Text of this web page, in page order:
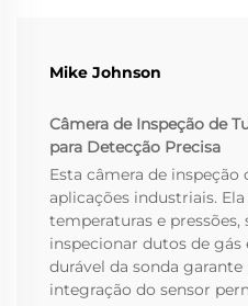
Mike Johnson
Câmera de Inspeção de
para Detecção Precisa
Esta câmera de inspeção
aplicações industriais.
temperaturas e pressões,
inspecionar dutos de
durável da sonda
integração do sensor